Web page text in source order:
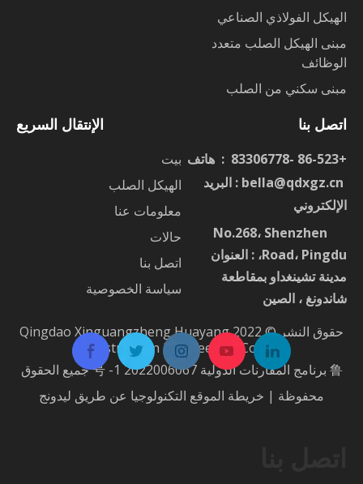
الهيكل الفولاذي الصناعي
مبنى الهيكل الصلب متعدد
الوظائف
مبنى سكني من الصلب
الإنتقال السريع
بيت
الهيكل الصلب
معلومات عنا
حالات
اتصل بنا
سياسة الخصوصية
اتصل بنا
+86-523 -83306778 : هاتف
bella@qdxgz.cn : البريد
الإلكتروني
No.268، Shenzhen
Road، Pingdu، : العنوان
مدينة تشينغداو بمقاطعة
شاندونغ ، الصين
حقوق النشر © 2022 Qingdao Xinguangzheng Huayang
Construction Engineering Co.، Ltd.
鲁 برنامج المقارنات الدولية 2022006067 号 -1
جميع الحقوق
محفوظة | خريطة الموقع التكنولوجيا عن طريق ليدونج